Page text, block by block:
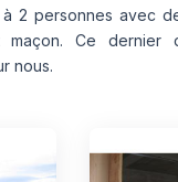
à 2 personnes avec
maçon. Ce dernier
nous.